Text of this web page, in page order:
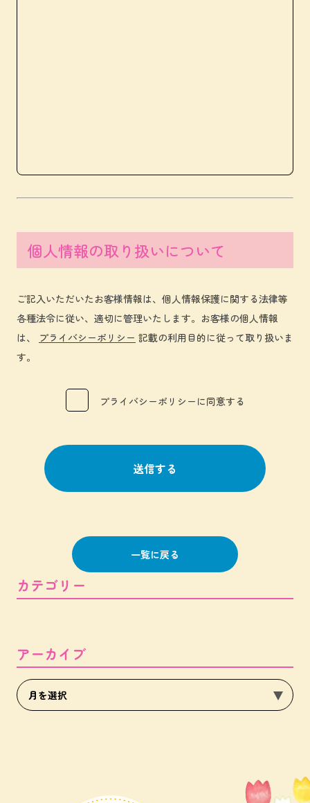
個人情報の取り扱いについて
ご記入いただいたお客様情報は、個人情報保護に関する法律等
各種法令に従い、適切に管理いたします。お客様の個人情報
は、 プライバシーポリシー 記載の利用目的に従って取り扱いま
す。
プライバシーポリシーに同意する
一覧に戻る
カテゴリー
アーカイブ